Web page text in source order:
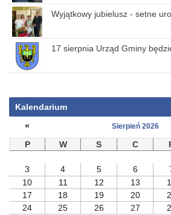
Wyjątkowy jubielusz - setne
17 sierpnia Urząd Gminy
Kalendarium
«
Sierpień 2026
P
W S C
3
4 5 6
10
11 12 13
17
18 19 20
24
25 26 27